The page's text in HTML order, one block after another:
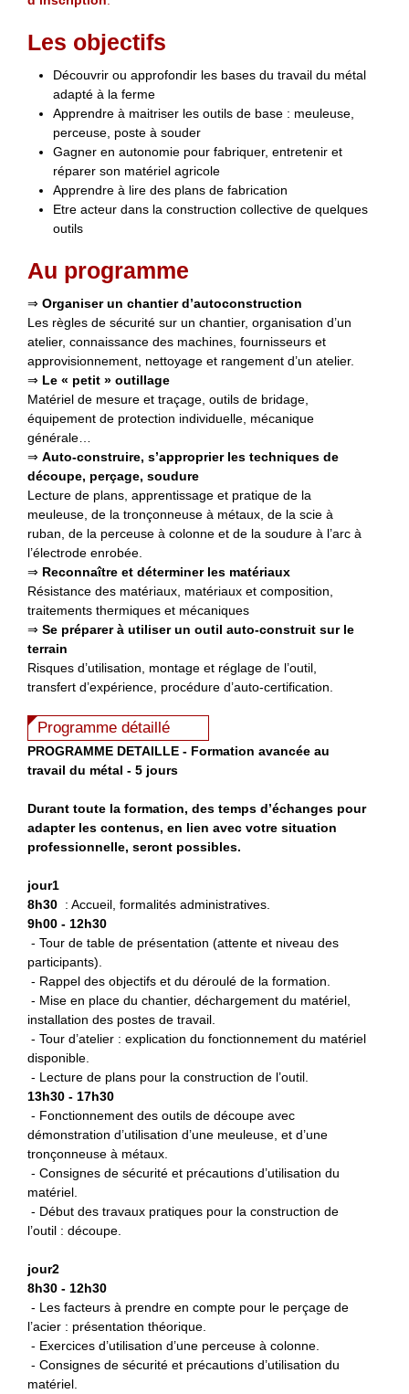
Les objectifs
Découvrir ou approfondir les bases du travail du métal
adapté à la ferme
Apprendre à maitriser les outils de base : meuleuse,
perceuse, poste à souder
Gagner en autonomie pour fabriquer, entretenir et
réparer son matériel agricole
Apprendre à lire des plans de fabrication
Etre acteur dans la construction collective de quelques
outils
Au programme
⇒ Organiser un chantier d’autoconstruction
Les règles de sécurité sur un chantier, organisation d’un
atelier, connaissance des machines, fournisseurs et
approvisionnement, nettoyage et rangement d’un atelier.
⇒ Le « petit » outillage
Matériel de mesure et traçage, outils de bridage,
équipement de protection individuelle, mécanique
générale…
⇒ Auto-construire, s’approprier les techniques de
découpe, perçage, soudure
Lecture de plans, apprentissage et pratique de la
meuleuse, de la tronçonneuse à métaux, de la scie à
ruban, de la perceuse à colonne et de la soudure à l’arc à
l’électrode enrobée.
⇒ Reconnaître et déterminer les matériaux
Résistance des matériaux, matériaux et composition,
traitements thermiques et mécaniques
⇒ Se préparer à utiliser un outil auto-construit sur le
terrain
Risques d’utilisation, montage et réglage de l’outil,
transfert d’expérience, procédure d’auto-certification.
Programme détaillé
PROGRAMME DETAILLE - Formation avancée au
travail du métal - 5 jours
Durant toute la formation, des temps d’échanges pour
adapter les contenus, en lien avec votre situation
professionnelle, seront possibles.
jour1
8h30 : Accueil, formalités administratives.
9h00 - 12h30
- Tour de table de présentation (attente et niveau des
participants).
- Rappel des objectifs et du déroulé de la formation.
- Mise en place du chantier, déchargement du matériel,
installation des postes de travail.
- Tour d’atelier : explication du fonctionnement du matériel
disponible.
- Lecture de plans pour la construction de l’outil.
13h30 - 17h30
- Fonctionnement des outils de découpe avec
démonstration d’utilisation d’une meuleuse, et d’une
tronçonneuse à métaux.
- Consignes de sécurité et précautions d’utilisation du
matériel.
- Début des travaux pratiques pour la construction de
l’outil : découpe.
jour2
8h30 - 12h30
- Les facteurs à prendre en compte pour le perçage de
l’acier : présentation théorique.
- Exercices d’utilisation d’une perceuse à colonne.
- Consignes de sécurité et précautions d’utilisation du
matériel.